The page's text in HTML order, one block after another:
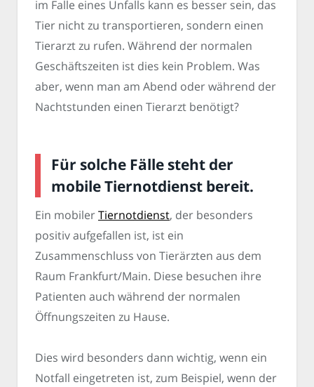
im Falle eines Unfalls kann es besser sein, das
Tier nicht zu transportieren, sondern einen
Tierarzt zu rufen. Während der normalen
Geschäftszeiten ist dies kein Problem. Was
aber, wenn man am Abend oder während der
Nachtstunden einen Tierarzt benötigt?
Für solche Fälle steht der
mobile Tiernotdienst bereit.
Ein mobilerTiernotdienst, der besonders
positiv aufgefallen ist, ist ein
Zusammenschluss von Tierärzten aus dem
Raum Frankfurt/Main. Diese besuchen ihre
Patienten auch während der normalen
Öffnungszeiten zu Hause.
Dies wird besonders dann wichtig, wenn ein
Notfall eingetreten ist, zum Beispiel, wenn der